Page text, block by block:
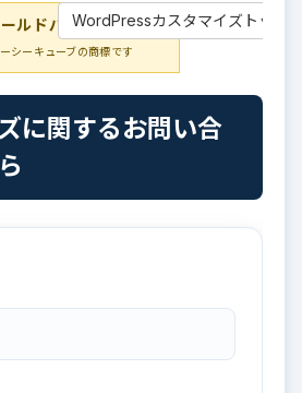
ルドパートナーEC-
シーキューブの商標です
WordPressカスタマイズトップ
に関するお問い合